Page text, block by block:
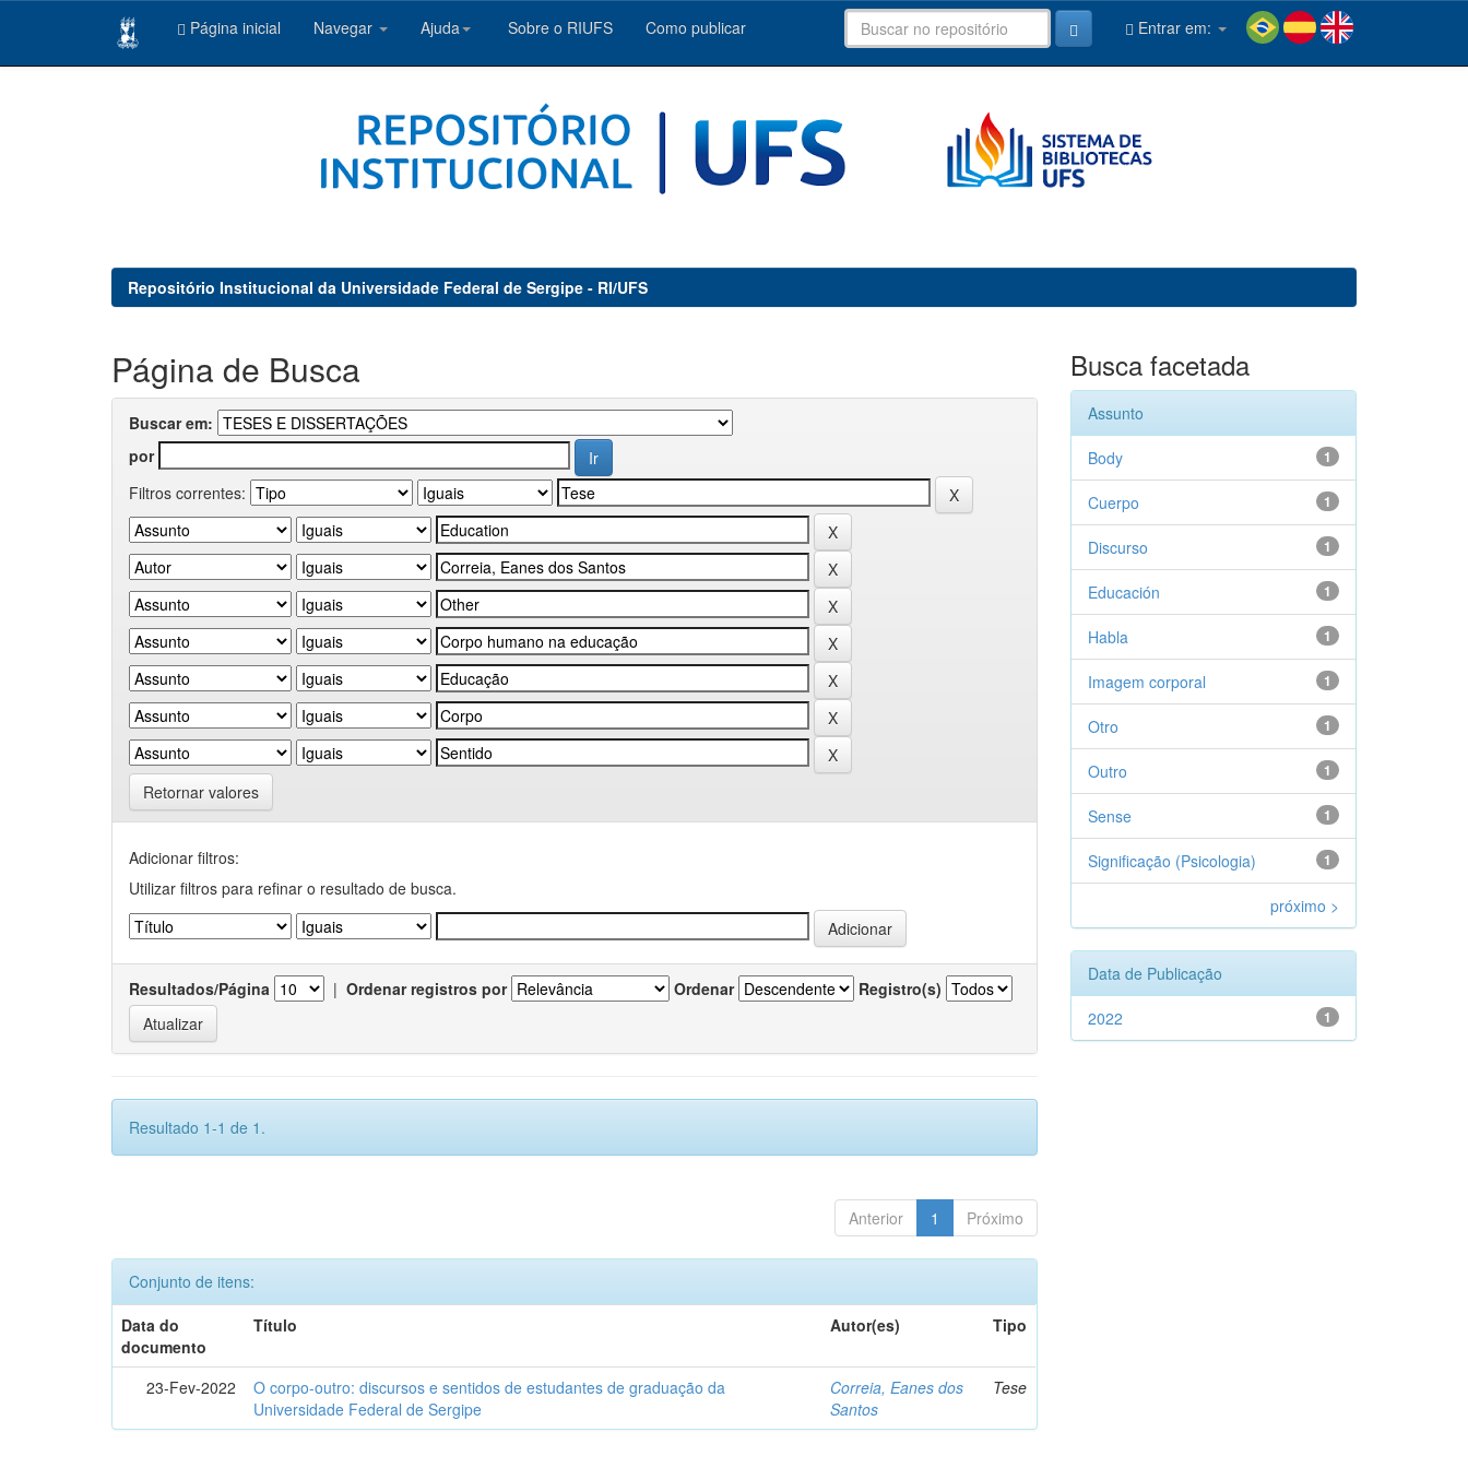
Página inicial Navegar Ajuda Sobre o RIUFS Como publicar Entrar em:
Repositório Institucional da Universidade Federal de Sergipe - RI/UFS
Página de Busca
Buscar em:
por
Filtros correntes:
Retornar valores
Adicionar filtros:
Utilizar filtros para refinar o resultado de busca.
Resultados/Página | Ordenar registros por Ordenar Registro(s)
Resultado 1-1 de 1.
Anterior 1 Próximo
Conjunto de itens:
Data do
documento
Título Autor(es) Tipo
23-Fev-2022
O corpo-outro: discursos e sentidos de estudantes de graduação da
Universidade Federal de Sergipe
Correia, Eanes dos
Santos
Tese
Busca facetada
Assunto
1
Body
1
Cuerpo
1
Discurso
1
Educación
1
Habla
1
Imagem corporal
1
Otro
1
Outro
1
Sense
1
Significação (Psicologia)
próximo >
Data de Publicação
1
2022